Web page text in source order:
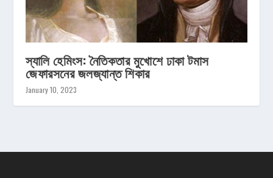
স্যালি হেমিংস: নৈতিকতার মুখোশে ঢাকা টমাস
জেফারসনের জলজ্যান্ত শিকার
January 10, 2023